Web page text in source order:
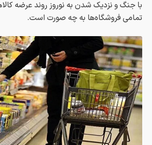
با جنگ و نزدیک شدن به نوروز روند عرضه
تمامی فروشگاه‌ها‌ به چه صورت است.